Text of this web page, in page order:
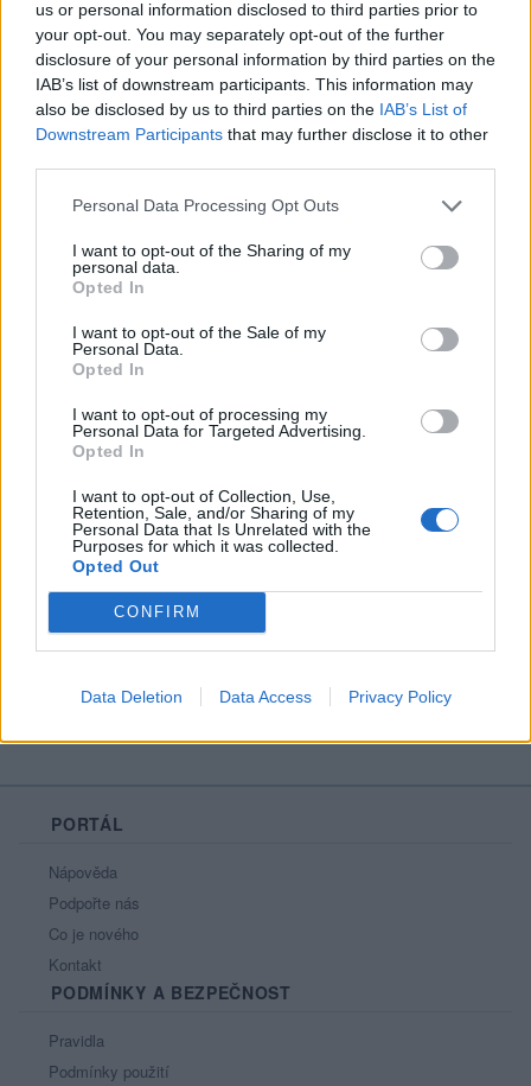
us or personal information disclosed to third parties prior to
your opt-out. You may separately opt-out of the further
disclosure of your personal information by third parties on the
IAB’s list of downstream participants. This information may
also be disclosed by us to third parties on the IAB’s List of
Downstream Participants that may further disclose it to other
Personal Data Processing Opt Outs
I want to opt-out of the Sharing of my
personal data.
Opted In
I want to opt-out of the Sale of my
Personal Data.
Opted In
I want to opt-out of processing my
Personal Data for Targeted Advertising.
Opted In
I want to opt-out of Collection, Use,
Retention, Sale, and/or Sharing of my
Personal Data that Is Unrelated with the
Purposes for which it was collected.
Opted Out
CONFIRM
Data Deletion Data Access Privacy Policy
0 uživatelům se líbí
Neověřený profil
Tento uživatel zatím neprokázal svou identitu ověřovací
fotografií. U neověřených profilů nelze zaručit, že fotografie a
údaje odpovídají skutečné osobě.
Kontakt
Informace o profilu a chatu
Naposledy aktivní: 09.12.2016 22:28
Počet přátel: 0
Profil zobrazen: 34x
Oblibené místnosti
Sledované diskuze
PORTÁL
Nápověda
Podpořte nás
Co je nového
Kontakt
PODMÍNKY A BEZPEČNOST
Pravidla
Podmínky použití